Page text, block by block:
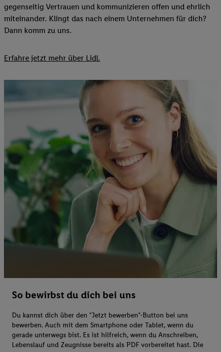
gegenseitig Vertrauen und kommunizieren offen und ehrlich
miteinander. Klingt das nach einem Unternehmen für dich?
Dann komm zu uns.​
Erfahre jetzt mehr über Lidl.
So bewirbst du dich bei uns
Du kannst dich über den "Jetzt bewerben"-Button bei uns
bewerben. Auch mit dem Smartphone oder Tablet, wenn du
gerade unterwegs bist. Es ist hilfreich, wenn du Anschreiben,
Lebenslauf und Zeugnisse bereits als PDF vorbereitet hast. Die